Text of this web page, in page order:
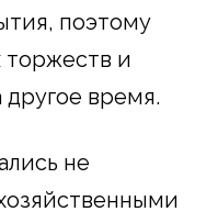
поэтому
торжеств и
другое время.
не